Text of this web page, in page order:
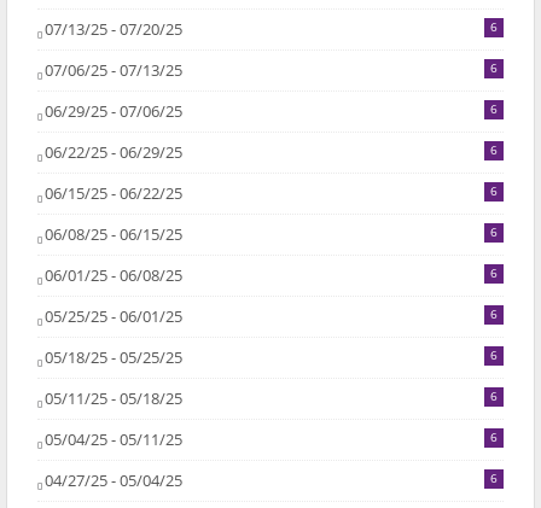
07/13/25 - 07/20/25 6
07/06/25 - 07/13/25 6
06/29/25 - 07/06/25 6
06/22/25 - 06/29/25 6
06/15/25 - 06/22/25 6
06/08/25 - 06/15/25 6
06/01/25 - 06/08/25 6
05/25/25 - 06/01/25 6
05/18/25 - 05/25/25 6
05/11/25 - 05/18/25 6
05/04/25 - 05/11/25 6
04/27/25 - 05/04/25 6